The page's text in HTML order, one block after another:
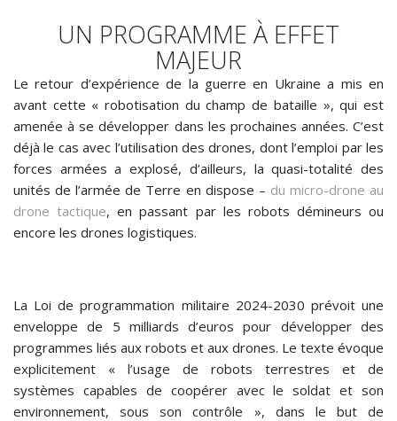
UN PROGRAMME À EFFET
MAJEUR
Le retour d’expérience de la guerre en Ukraine a mis en
avant cette « robotisation du champ de bataille », qui est
amenée à se développer dans les prochaines années. C’est
déjà le cas avec l’utilisation des drones, dont l’emploi par les
forces armées a explosé, d’ailleurs, la quasi-totalité des
unités de l’armée de Terre en dispose – du micro-drone au
drone tactique, en passant par les robots démineurs ou
encore les drones logistiques.
La Loi de programmation militaire 2024-2030 prévoit une
enveloppe de 5 milliards d’euros pour développer des
programmes liés aux robots et aux drones. Le texte évoque
explicitement « l’usage de robots terrestres et de
systèmes capables de coopérer avec le soldat et son
environnement, sous son contrôle », dans le but de